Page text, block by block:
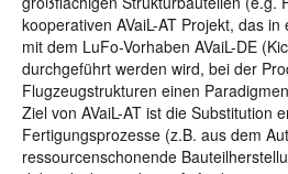
kooperativen AVaiL-AT Projekt, das
mit dem LuFo-Vorhaben AVaiL-DE
durchgeführt werden wird, bei der
Flugzeugstrukturen einen
Ziel von AVaiL-AT ist die Substitution
Fertigungsprozesse (z.B. aus dem
ressourcenschonende